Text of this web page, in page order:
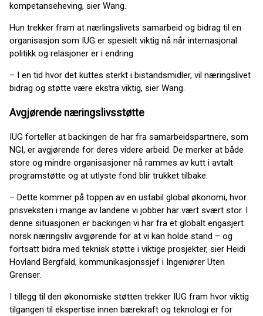
kompetanseheving, sier Wang.
Hun trekker fram at nærlingslivets samarbeid og bidrag til en
organisasjon som IUG er spesielt viktig nå når internasjonal
politikk og relasjoner er i endring.
– I en tid hvor det kuttes sterkt i bistandsmidler, vil næringslivet
bidrag og støtte være ekstra viktig, sier Wang.
Avgjørende næringslivsstøtte
IUG forteller at backingen de har fra samarbeidspartnere, som
NGI, er avgjørende for deres videre arbeid. De merker at både
store og mindre organisasjoner nå rammes av kutt i avtalt
programstøtte og at utlyste fond blir trukket tilbake.
– Dette kommer på toppen av en ustabil global økonomi, hvor
prisveksten i mange av landene vi jobber har vært svært stor. I
denne situasjonen er backingen vi har fra et globalt engasjert
norsk næringsliv avgjørende for at vi kan holde stand – og
fortsatt bidra med teknisk støtte i viktige prosjekter, sier Heidi
Hovland Bergfald, kommunikasjonssjef i Ingeniører Uten
Grenser.
I tillegg til den økonomiske støtten trekker IUG fram hvor viktig
tilgangen til ekspertise innen bærekraft og teknologi er for